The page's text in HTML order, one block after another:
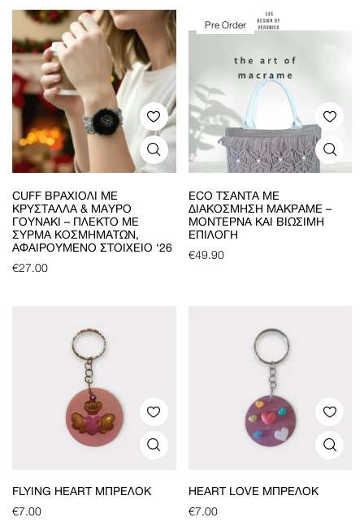
CUFF ΒΡΑΧΙΌΛΙ ΜΕ
ΚΡΎΣΤΑΛΛΑ & ΜΑΎΡΟ
ΓΟΥΝΆΚΙ – ΠΛΕΚΤΌ ΜΕ
ΣΎΡΜΑ ΚΟΣΜΗΜΆΤΩΝ,
ΑΦΑΙΡΟΎΜΕΝΟ ΣΤΟΙΧΕΊΟ ‘26
€27.00
Pre Order
ECO ΤΣΆΝΤΑ ΜΕ
ΔΙΑΚΌΣΜΗΣΗ ΜΑΚΡΑΜΈ –
ΜΟΝΤΈΡΝΑ ΚΑΙ ΒΙΏΣΙΜΗ
ΕΠΙΛΟΓΉ
€49.90
FLYING HEART ΜΠΡΕΛΌΚ
€7.00
HEART LOVE ΜΠΡΕΛΌΚ
€7.00